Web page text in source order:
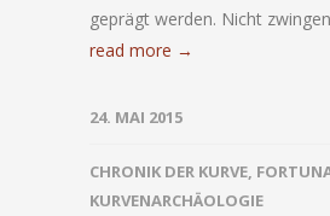
geprägt werden. Nicht
read more →
24. MAI 2015
CHRONIK DER KURVE,
KURVENARCHÄOLOGIE